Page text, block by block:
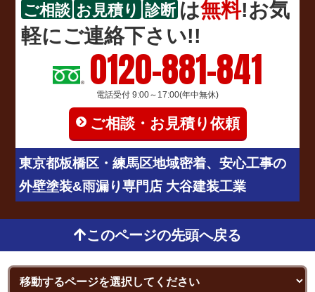
ご相談 お見積り 診断 は無料!お気
軽にご連絡下さい!!
0120-881-841
電話受付 9:00～17:00(年中無休)
ご相談・お見積り依頼
東京都板橋区・練馬区地域密着、安心工事の
外壁塗装&雨漏り専門店 大谷建装工業
このページの先頭へ戻る